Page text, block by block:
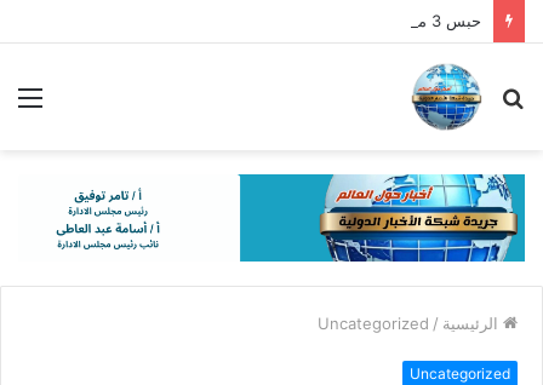
حبس 3 متهمين 15 يومًا بتهمة التنقيب عن الآثار داخل منزل في قنا
بحث
الرئيسية /
Uncategorized
Uncategorized